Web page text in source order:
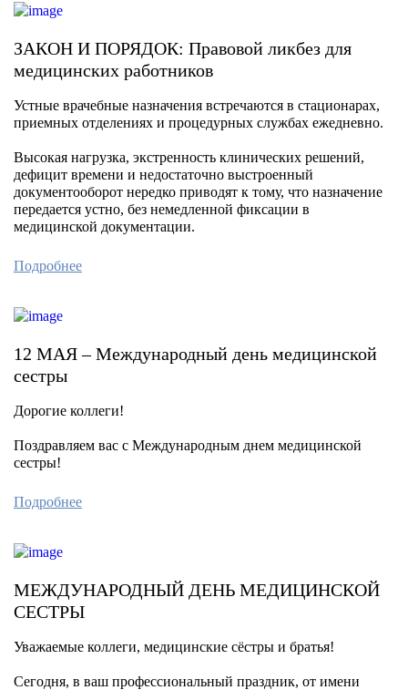
ЗАКОН И ПОРЯДОК: Правовой ликбез для
медицинских работников
Устные врачебные назначения встречаются в стационарах,
приемных отделениях и процедурных службах ежедневно.
Высокая нагрузка, экстренность клинических решений,
дефицит времени и недостаточно выстроенный
документооборот нередко приводят к тому, что назначение
передается устно, без немедленной фиксации в
медицинской документации.
Подробнее
12 МАЯ – Международный день медицинской
сестры
Дорогие коллеги!
Поздравляем вас с Международным днем медицинской
сестры!
Подробнее
МЕЖДУНАРОДНЫЙ ДЕНЬ МЕДИЦИНСКОЙ
СЕСТРЫ
Уважаемые коллеги, медицинские сёстры и братья!
Сегодня, в ваш профессиональный праздник, от имени